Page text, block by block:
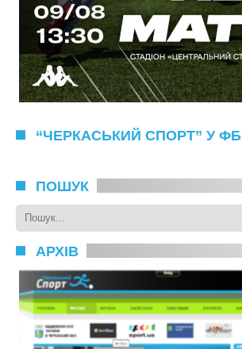
“ЧЕРКАСЬКИЙ СПОРТ” У ФБ
ПОШУК
АРХІВ